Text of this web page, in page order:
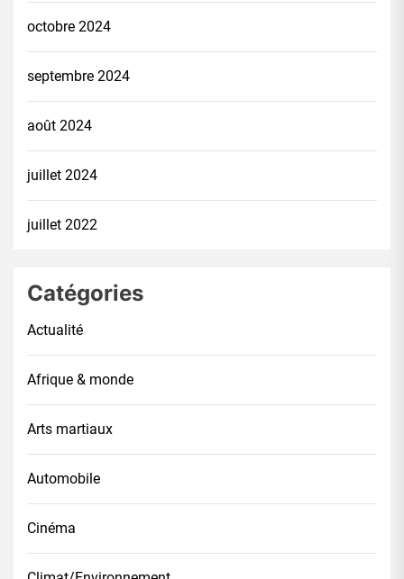
octobre 2024
septembre 2024
août 2024
juillet 2024
juillet 2022
Catégories
Actualité
Afrique & monde
Arts martiaux
Automobile
Cinéma